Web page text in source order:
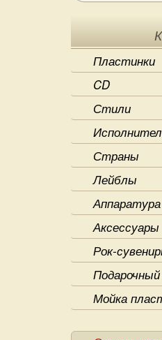
Пластинки
CD
Стили
Страны
Лейблы
Аппаратура
Аксессуары
Рок-
Мойка